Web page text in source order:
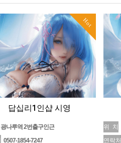
Hot
답십리1인샵 시영
광나루역 2번출구인근
0507-1854-7247
위 치
연락처